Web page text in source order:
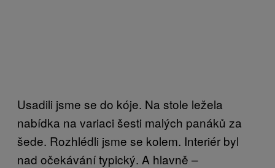
Usadili jsme se do kóje. Na stole ležela
nabídka na variaci šesti malých panáků za
šede. Rozhlédli jsme se kolem. Interiér byl
nad očekávání typický. A hlavně –